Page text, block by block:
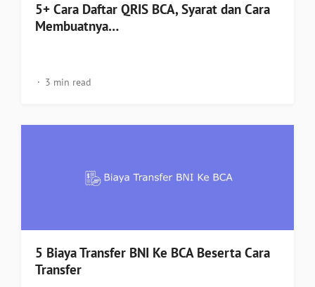
5+ Cara Daftar QRIS BCA, Syarat dan Cara
Membuatnya…
3 min read
5 Biaya Transfer BNI Ke BCA Beserta Cara
Transfer